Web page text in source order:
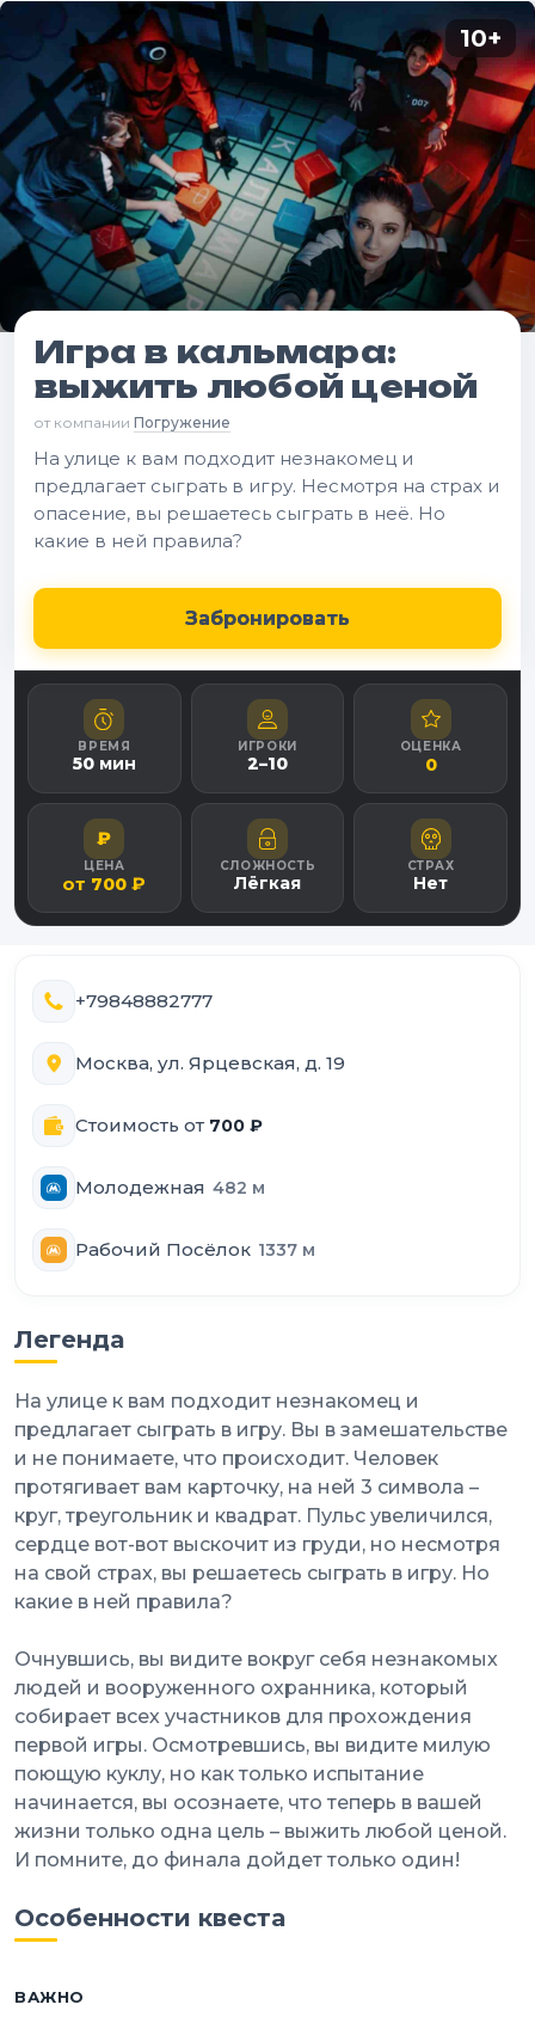
10+
Игра в кальмара:
выжить любой ценой
от компании Погружение
На улице к вам подходит незнакомец и
предлагает сыграть в игру. Несмотря на страх и
опасение, вы решаетесь сыграть в неё. Но
какие в ней правила?
Забронировать
ВРЕМЯ
50мин
ИГРОКИ
2–10
ОЦЕНКА
0
₽
ЦЕНА
от 700 ₽
СЛОЖНОСТЬ
Лёгкая
СТРАХ
Нет
+79848882777
Москва, ул. Ярцевская, д. 19
Стоимость от 700 ₽
Молодежная 482 м
Рабочий Посёлок 1337 м
Легенда
На улице к вам подходит незнакомец и
предлагает сыграть в игру. Вы в замешательстве
и не понимаете, что происходит. Человек
протягивает вам карточку, на ней 3 символа –
круг, треугольник и квадрат. Пульс увеличился,
сердце вот-вот выскочит из груди, но несмотря
на свой страх, вы решаетесь сыграть в игру. Но
какие в ней правила?
Очнувшись, вы видите вокруг себя незнакомых
людей и вооруженного охранника, который
собирает всех участников для прохождения
первой игры. Осмотревшись, вы видите милую
поющую куклу, но как только испытание
начинается, вы осознаете, что теперь в вашей
жизни только одна цель – выжить любой ценой.
И помните, до финала дойдет только один!
Особенности квеста
ВАЖНО